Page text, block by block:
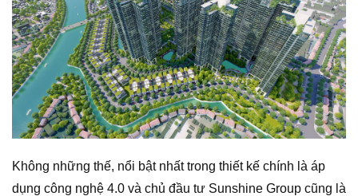
Không những thế, nổi bật nhất trong thiết kế chính là áp
dụng công nghệ 4.0 và chủ đầu tư Sunshine Group cũng là